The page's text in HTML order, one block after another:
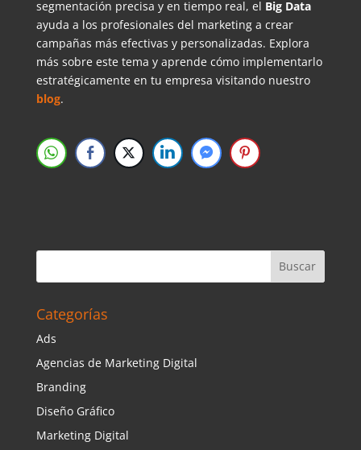
segmentación precisa y en tiempo real, el Big Data
ayuda a los profesionales del marketing a crear
campañas más efectivas y personalizadas. Explora
más sobre este tema y aprende cómo implementarlo
estratégicamente en tu empresa visitando nuestro
blog.
Categorías
Ads
Agencias de Marketing Digital
Branding
Diseño Gráfico
Marketing Digital